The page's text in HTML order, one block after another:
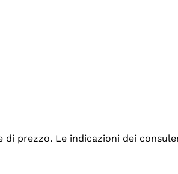
prezzo. Le indicazioni dei